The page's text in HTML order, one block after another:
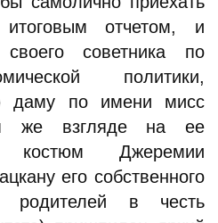
отчетом, и
советника по
политики,
даму по имени мисс
же взгляде на ее
костюм Джеремии
его собственного
родителей в честь